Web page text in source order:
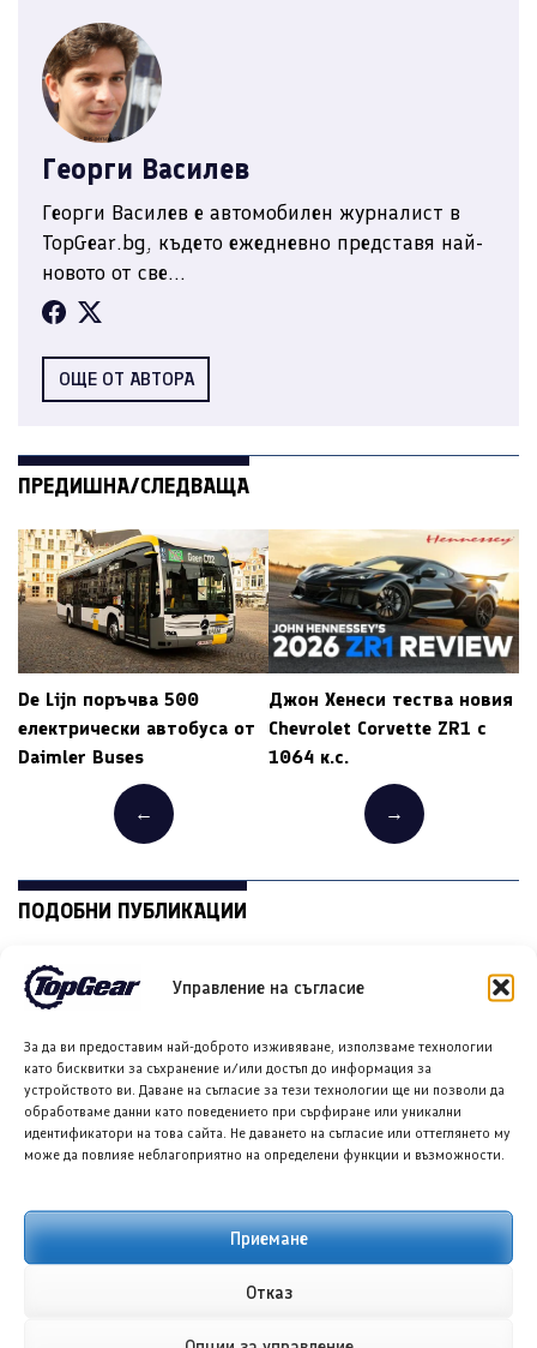
Управление на съгласие
За да ви предоставим най-доброто изживяване, използваме технологии
като бисквитки за съхранение и/или достъп до информация за
устройството ви. Даване на съгласие за тези технологии ще ни позволи да
обработваме данни като поведението при сърфиране или уникални
идентификатори на това сайта. Не даването на съгласие или оттеглянето му
може да повлияе неблагоприятно на определени функции и възможности.
Приемане
Отказ
Георги Василев
Георги Василев е автомобилен журналист в
TopGear.bg, където ежедневно представя най-
новото от све...
ОЩЕ ОТ АВТОРА
ПРЕДИШНА/СЛЕДВАЩА
De Lijn поръчва 500
електрически автобуса от
Daimler Buses
←
Джон Хенеси тества новия
Chevrolet Corvette ZR1 с
1064 к.с.
→
ПОДОБНИ ПУБЛИКАЦИИ
Шкода Kamiq: Защо
този практичен SUV
остава сред най-
умните покупки в
Киа Carnival Hybrid
срещу Тойота Sienna
Hybrid: Битката на
минивановете